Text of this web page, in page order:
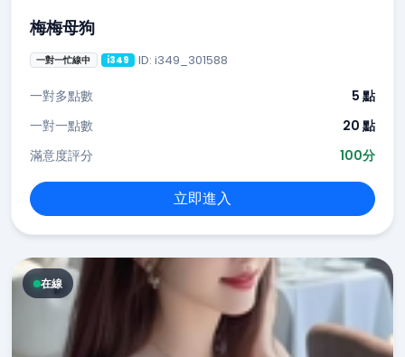
梅梅母狗
一對一忙線中 i349 ID: i349_301588
一對多點數
5 點
一對一點數
20 點
滿意度評分
100分
立即進入
在線